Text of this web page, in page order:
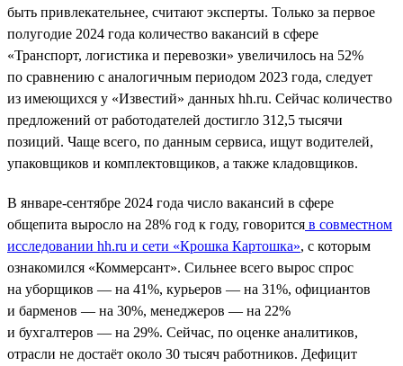
быть привлекательнее, считают эксперты. Только за первое
полугодие 2024 года количество вакансий в сфере
«Транспорт, логистика и перевозки» увеличилось на 52%
по сравнению с аналогичным периодом 2023 года, следует
из имеющихся у «Известий» данных hh.ru. Сейчас количество
предложений от работодателей достигло 312,5 тысячи
позиций. Чаще всего, по данным сервиса, ищут водителей,
упаковщиков и комплектовщиков, а также кладовщиков.
В январе-сентябре 2024 года число вакансий в сфере
общепита выросло на 28% год к году, говорится в совместном
исследовании hh.ru и сети «Крошка Картошка», с которым
ознакомился «Коммерсант». Сильнее всего вырос спрос
на уборщиков — на 41%, курьеров — на 31%, официантов
и барменов — на 30%, менеджеров — на 22%
и бухгалтеров — на 29%. Сейчас, по оценке аналитиков,
отрасли не достаёт около 30 тысяч работников. Дефицит